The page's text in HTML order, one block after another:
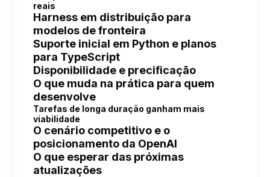
reais
Harness em distribuição para
modelos de fronteira
Suporte inicial em Python e planos
para TypeScript
Disponibilidade e precificação
O que muda na prática para quem
desenvolve
Tarefas de longa duração ganham mais
viabilidade
O cenário competitivo e o
posicionamento da OpenAI
O que esperar das próximas
atualizações